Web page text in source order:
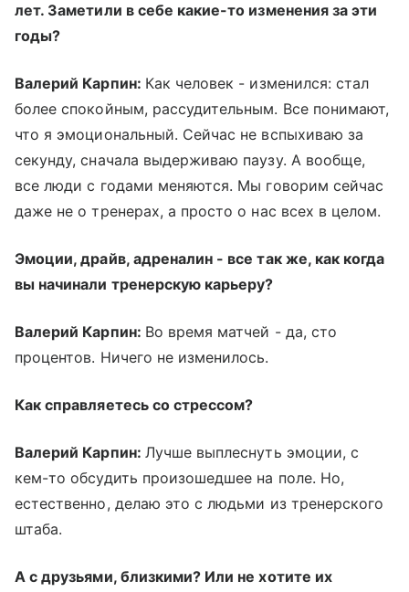
лет. Заметили в себе какие-то изменения за эти
годы?
Валерий Карпин: Как человек - изменился: стал
более спокойным, рассудительным. Все понимают,
что я эмоциональный. Сейчас не вспыхиваю за
секунду, сначала выдерживаю паузу. А вообще,
все люди с годами меняются. Мы говорим сейчас
даже не о тренерах, а просто о нас всех в целом.
Эмоции, драйв, адреналин - все так же, как когда
вы начинали тренерскую карьеру?
Валерий Карпин: Во время матчей - да, сто
процентов. Ничего не изменилось.
Как справляетесь со стрессом?
Валерий Карпин: Лучше выплеснуть эмоции, с
кем-то обсудить произошедшее на поле. Но,
естественно, делаю это с людьми из тренерского
штаба.
А с друзьями, близкими? Или не хотите их